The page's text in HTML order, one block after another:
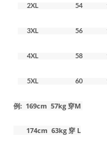
2XL 54
3XL 56
4XL 58
5XL 60
例: 169cm 57kg 穿M
174cm 63kg 穿 L